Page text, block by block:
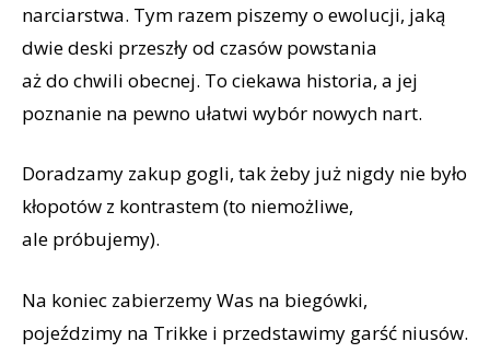
narciarstwa. Tym razem piszemy o ewolucji, jaką
dwie deski przeszły od czasów powstania
aż do chwili obecnej. To ciekawa historia, a jej
poznanie na pewno ułatwi wybór nowych nart.
Doradzamy zakup gogli, tak żeby już nigdy nie było
kłopotów z kontrastem (to niemożliwe,
ale próbujemy).
Na koniec zabierzemy Was na biegówki,
pojeździmy na Trikke i przedstawimy garść niusów.